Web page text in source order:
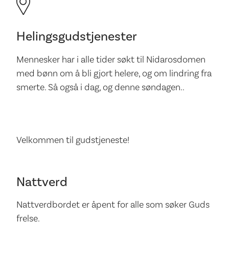
Helingsgudstjenester
Mennesker har i alle tider søkt til Nidarosdomen
med bønn om å bli gjort helere, og om lindring fra
smerte. Så også i dag, og denne søndagen..
Velkommen til gudstjeneste!
Nattverd
Nattverdbordet er åpent for alle som søker Guds
frelse.